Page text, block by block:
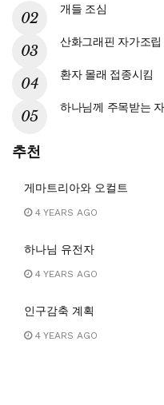
개들 조심
산화그래핀 자가조
환자 몰래 접종시킴
하나님께 주목받는
추천
게마트리아와 오컬트
4 YEARS AGO
하나님 유전자
4 YEARS AGO
인구감축 계획
4 YEARS AGO